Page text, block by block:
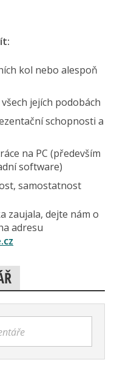
kol nebo alespoň
jejích podobách
schopnosti a
na PC (především
software)
samostatnost
zaujala, dejte nám o
adresu